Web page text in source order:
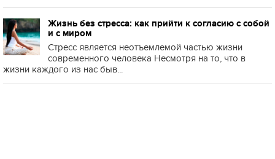
Жизнь без стресса: как прийти к согласию с собой
и с миром
Стресс является неотъемлемой частью жизни
современного человека Несмотря на то, что в
жизни каждого из нас быв...